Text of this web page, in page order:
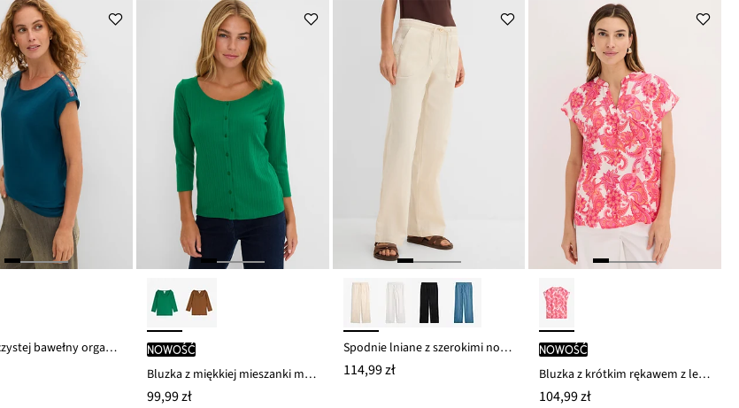
T-shirt z czystej bawełny organicznej nowość
Bluzka z miękkiej mieszanki modalu
99,99 zł
Spodnie lniane z szerokimi nogawkami
114,99 zł
nowość
Bluzka z krótkim rękawem z lejącej satyny
104,99 zł